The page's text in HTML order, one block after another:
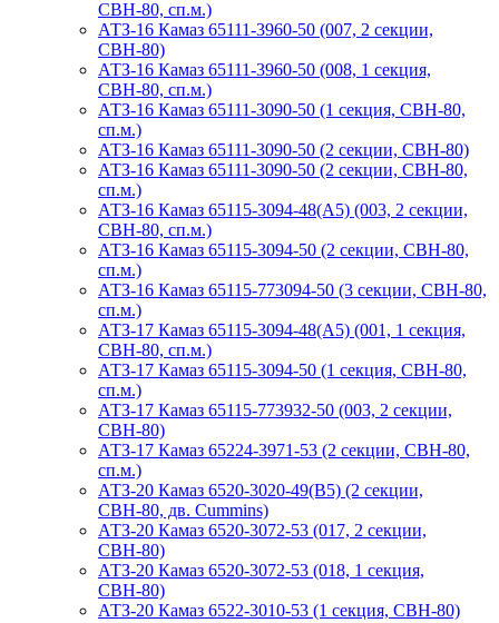
СВН-80, сп.м.)
АТЗ-16 Камаз 65111-3960-50 (007, 2 секции,
СВН-80)
АТЗ-16 Камаз 65111-3960-50 (008, 1 секция,
СВН-80, сп.м.)
АТЗ-16 Камаз 65111-3090-50 (1 секция, СВН-80,
сп.м.)
АТЗ-16 Камаз 65111-3090-50 (2 секции, СВН-80)
АТЗ-16 Камаз 65111-3090-50 (2 секции, СВН-80,
сп.м.)
АТЗ-16 Камаз 65115-3094-48(A5) (003, 2 секции,
СВН-80, сп.м.)
АТЗ-16 Камаз 65115-3094-50 (2 секции, СВН-80,
сп.м.)
АТЗ-16 Камаз 65115-773094-50 (3 секции, СВН-80,
сп.м.)
АТЗ-17 Камаз 65115-3094-48(A5) (001, 1 секция,
СВН-80, сп.м.)
АТЗ-17 Камаз 65115-3094-50 (1 секция, СВН-80,
сп.м.)
АТЗ-17 Камаз 65115-773932-50 (003, 2 секции,
СВН-80)
АТЗ-17 Камаз 65224-3971-53 (2 секции, СВН-80,
сп.м.)
АТЗ-20 Камаз 6520-3020-49(B5) (2 секции,
СВН-80, дв. Cummins)
АТЗ-20 Камаз 6520-3072-53 (017, 2 секции,
СВН-80)
АТЗ-20 Камаз 6520-3072-53 (018, 1 секция,
СВН-80)
АТЗ-20 Камаз 6522-3010-53 (1 секция, СВН-80)